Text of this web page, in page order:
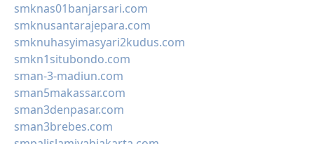
smknas01banjarsari.com
smknusantarajepara.com
smknuhasyimasyari2kudus.com
smkn1situbondo.com
sman-3-madiun.com
sman5makassar.com
sman3denpasar.com
sman3brebes.com